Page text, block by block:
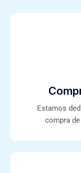
Estamos
compra